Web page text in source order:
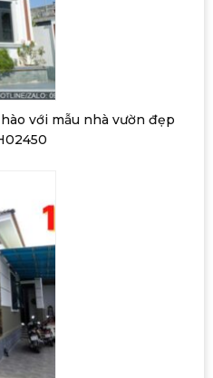
với mẫu nhà vườn đẹp